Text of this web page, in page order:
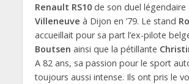
Renault RS10de son duel légendaire
Villeneuve à Dijon en ’79. Le stand
accueillait pour sa part l’ex-pilote
Boutsen ainsi que la pétillante
A 82 ans, sa passion pour le sport
toujours aussi intense. Ils ont pris le